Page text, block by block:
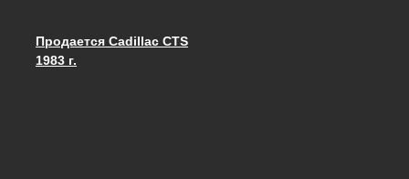
Запись навигация
Продается Cadillac CTS
1983 г.